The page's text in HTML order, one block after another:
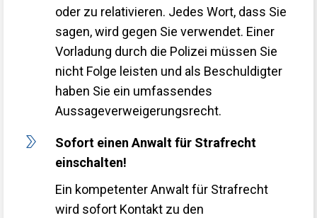
oder zu relativieren. Jedes Wort, dass Sie
sagen, wird gegen Sie verwendet. Einer
Vorladung durch die Polizei müssen Sie
nicht Folge leisten und als Beschuldigter
haben Sie ein umfassendes
Aussageverweigerungsrecht.
Sofort einen Anwalt für Strafrecht
einschalten!
Ein kompetenter Anwalt für Strafrecht
wird sofort Kontakt zu den